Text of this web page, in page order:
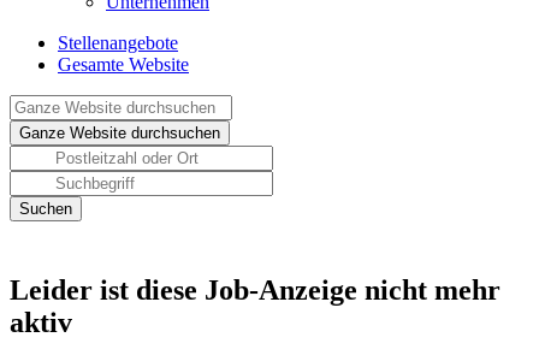
Stellenangebote
Gesamte Website
Leider ist diese Job-Anzeige nicht mehr
aktiv